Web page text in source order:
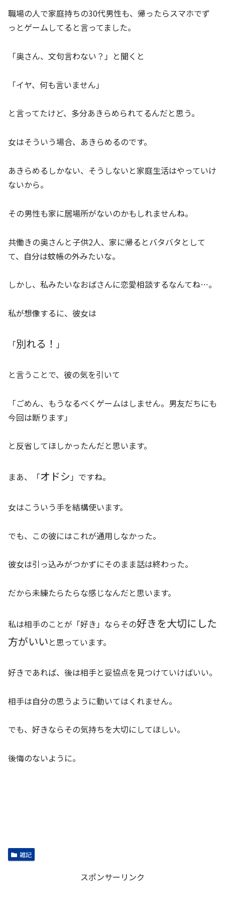
職場の人で家庭持ちの30代男性も、帰ったらスマホでず
っとゲームしてると言ってました。
「奥さん、文句言わない？」と聞くと
「イヤ、何も言いません」
と言ってたけど、多分あきらめられてるんだと思う。
女はそういう場合、あきらめるのです。
あきらめるしかない、そうしないと家庭生活はやっていけ
ないから。
その男性も家に居場所がないのかもしれませんね。
共働きの奥さんと子供2人、家に帰るとバタバタとして
て、自分は蚊帳の外みたいな。
しかし、私みたいなおばさんに恋愛相談するなんてね…。
私が想像するに、彼女は
「別れる！ 」
と言うことで、彼の気を引いて
「ごめん、もうなるべくゲームはしません。男友だちにも
今回は断ります」
と反省してほしかったんだと思います。
まあ、「オドシ」ですね。
女はこういう手を結構使います。
でも、この彼にはこれが通用しなかった。
彼女は引っ込みがつかずにそのまま話は終わった。
だから未練たらたらな感じなんだと思います。
私は相手のことが「好き」ならその好きを大切にした
方がいいと思っています。
好きであれば、後は相手と妥協点を見つけていけばいい。
相手は自分の思うように動いてはくれません。
でも、好きならその気持ちを大切にしてほしい。
後悔のないように。
雑記
スポンサーリンク